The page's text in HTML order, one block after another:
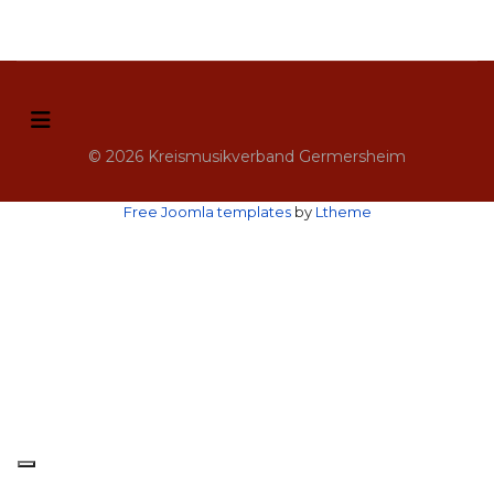
© 2026 Kreismusikverband Germersheim
Free Joomla templatesby Ltheme